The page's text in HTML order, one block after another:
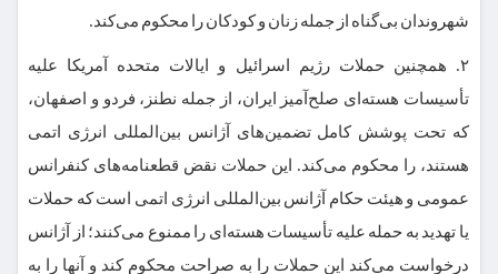
شهروندان بی‌گناه از جمله زنان و کودکان را محکوم می‌کند.
۲. همچنین حملات رژیم اسرائیل و ایالات متحده آمریکا علیه
تأسیسات هسته‌ای صلح‌آمیز ایران، از جمله نطنز، فردو و اصفهان،
که تحت پوشش کامل تضمین‌های آژانس بین‌المللی انرژی اتمی
هستند، را محکوم می‌کند. این حملات نقض قطعنامه‌های کنفرانس
عمومی و هیئت حکام آژانس بین‌المللی انرژی اتمی است که حملات
یا تهدید به حمله علیه تأسیسات هسته‌ای را ممنوع می‌کنند؛ از آژانس
درخواست می‌کند این حملات را به صراحت محکوم کند و آنها را به